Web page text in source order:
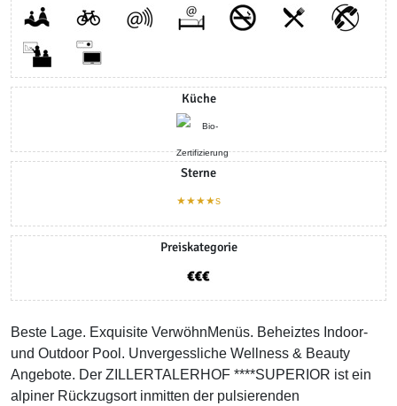
Küche
Sterne
★★★★s
Preiskategorie
Beste Lage. Exquisite VerwöhnMenüs. Beheiztes Indoor-
und Outdoor Pool. Unvergessliche Wellness & Beauty
Angebote. Der ZILLERTALERHOF ****SUPERIOR ist ein
alpiner Rückzugsort inmitten der pulsierenden